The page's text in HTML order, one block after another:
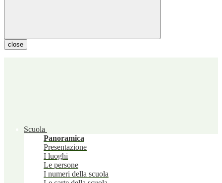
close
Scuola
Panoramica
Presentazione
I luoghi
Le persone
I numeri della scuola